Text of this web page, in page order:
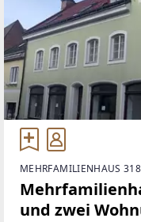
MEHRFAMILIENHAUS
und zwei